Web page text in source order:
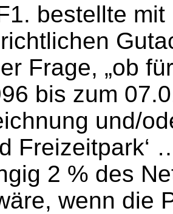
bestellte
Frage, „ob
bis zum
und/
2 % des
wenn die